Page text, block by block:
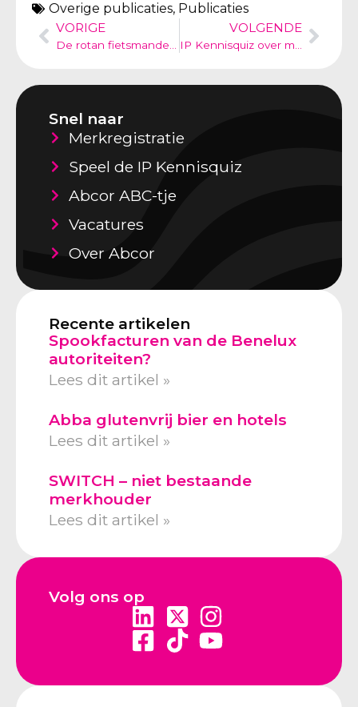
Overige publicaties, Publicaties
VORIGE
VOLGENDE
Snel naar
Merkregistratie
Speel de IP Kennisquiz
Abcor ABC-tje
Vacatures
Over Abcor
Recente artikelen
Spookfacturen van de Benelux
autoriteiten?
Lees dit artikel »
Abba glutenvrij bier en hotels
Lees dit artikel »
SWITCH – niet bestaande
merkhouder
Lees dit artikel »
Volg ons op